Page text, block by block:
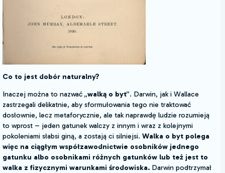
Co to jest dobór naturalny?
Inaczej można to nazwać „walką o byt”. Darwin, jak i Wallace
zastrzegali delikatnie, aby sformułowania tego nie traktować
dosłownie, lecz metaforycznie, ale tak naprawdę ludzie rozumieją
to wprost – jeden gatunek walczy z innym i wraz z kolejnymi
pokoleniami słabsi giną, a zostają ci silniejsi. Walka o byt polega
więc na ciągłym współzawodnictwie osobników jednego
gatunku albo osobnikami różnych gatunków lub też jest to
walka z fizycznymi warunkami środowiska. Darwin podtrzymał